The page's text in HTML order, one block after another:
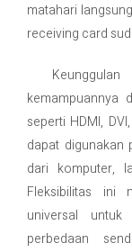
matahari
receiving card
kemampuannya
seperti HDMI,
dapat digunakan
dari komputer,
Fleksibilitas ini
universal
perbedaan